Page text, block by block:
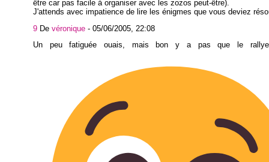
être car pas facile à organiser avec les zozos peut-être).
J'attends avec impatience de lire les énigmes que vous deviez
9 De véronique - 05/06/2005, 22:08
Un peu fatiguée ouais, mais bon y a pas que le